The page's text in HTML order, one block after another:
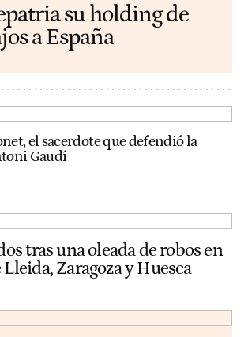
su holding de
a España
el sacerdote que defendió la
Gaudí
tras una oleada de robos en
Zaragoza y Huesca